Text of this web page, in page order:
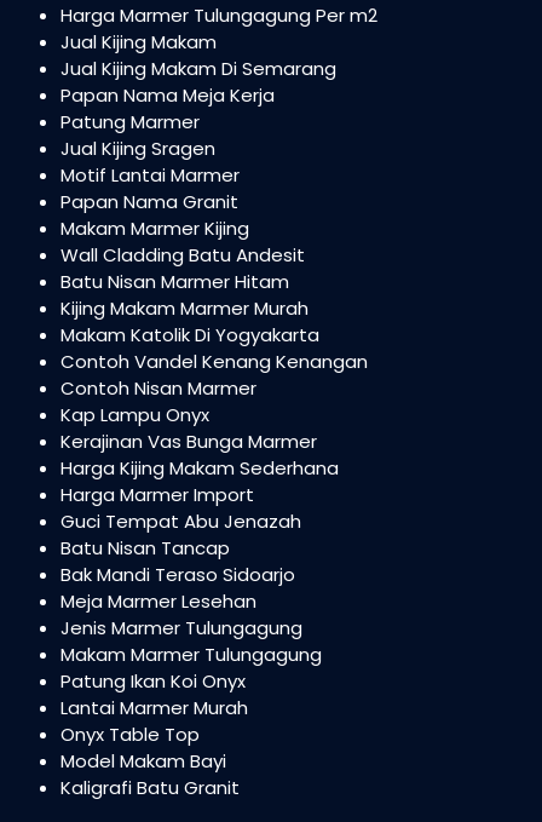
Harga Marmer Tulungagung Per m2
Jual Kijing Makam
Jual Kijing Makam Di Semarang
Papan Nama Meja Kerja
Patung Marmer
Jual Kijing Sragen
Motif Lantai Marmer
Papan Nama Granit
Makam Marmer Kijing
Wall Cladding Batu Andesit
Batu Nisan Marmer Hitam
Kijing Makam Marmer Murah
Makam Katolik Di Yogyakarta
Contoh Vandel Kenang Kenangan
Contoh Nisan Marmer
Kap Lampu Onyx
Kerajinan Vas Bunga Marmer
Harga Kijing Makam Sederhana
Harga Marmer Import
Guci Tempat Abu Jenazah
Batu Nisan Tancap
Bak Mandi Teraso Sidoarjo
Meja Marmer Lesehan
Jenis Marmer Tulungagung
Makam Marmer Tulungagung
Patung Ikan Koi Onyx
Lantai Marmer Murah
Onyx Table Top
Model Makam Bayi
Kaligrafi Batu Granit